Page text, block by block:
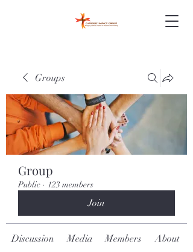
Groups
Group
Public · 123 members
Join
Discussion Media Members About